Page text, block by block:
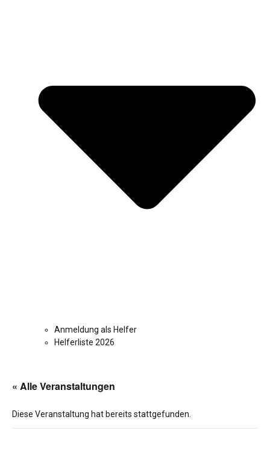
Anmeldung als Helfer
Helferliste 2026
« Alle Veranstaltungen
Diese Veranstaltung hat bereits stattgefunden.